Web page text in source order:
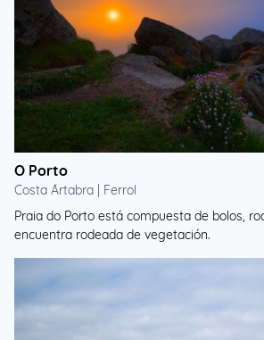
O Porto
Costa Ártabra | Ferrol
Praia do Porto está compuesta de bolos,
encuentra rodeada de vegetación.